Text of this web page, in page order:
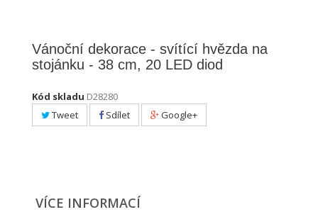
Vánoční dekorace - svítící hvězda na
stojánku - 38 cm, 20 LED diod
Kód skladu D28280
Tweet
Sdílet Google+
VÍCE INFORMACÍ